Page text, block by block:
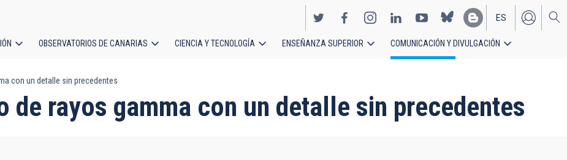
EN
ES
OBSERVATORIOS DE CANARIAS CIENCIA Y TECNOLOGÍA ENSEÑANZA SUPERIOR COMUNICACIÓN Y DIVULGACIÓN
con un detalle sin precedentes
de rayos gamma con un detalle sin precedentes